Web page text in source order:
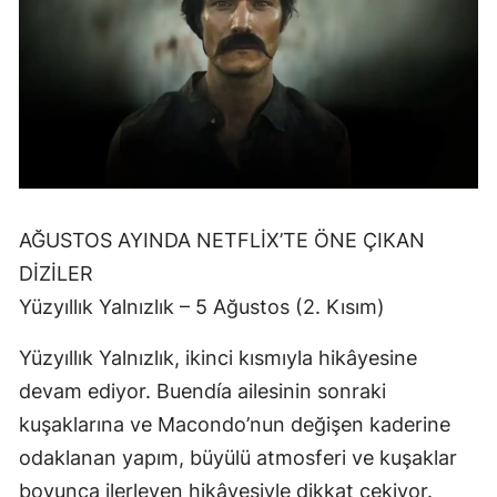
AĞUSTOS AYINDA NETFLİX’TE ÖNE ÇIKAN
DİZİLER
Yüzyıllık Yalnızlık – 5 Ağustos (2. Kısım)
Yüzyıllık Yalnızlık, ikinci kısmıyla hikâyesine
devam ediyor. Buendía ailesinin sonraki
kuşaklarına ve Macondo’nun değişen kaderine
odaklanan yapım, büyülü atmosferi ve kuşaklar
boyunca ilerleyen hikâyesiyle dikkat çekiyor.